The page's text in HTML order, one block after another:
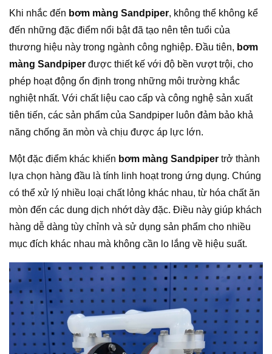
Khi nhắc đến bơm màng Sandpiper, không thể không kể
đến những đặc điểm nổi bật đã tạo nên tên tuổi của
thương hiệu này trong ngành công nghiệp. Đầu tiên, bơm
màng Sandpiper được thiết kế với độ bền vượt trội, cho
phép hoạt động ổn định trong những môi trường khắc
nghiệt nhất. Với chất liệu cao cấp và công nghệ sản xuất
tiên tiến, các sản phẩm của Sandpiper luôn đảm bảo khả
năng chống ăn mòn và chịu được áp lực lớn.
Một đặc điểm khác khiến bơm màng Sandpiper trở thành
lựa chọn hàng đầu là tính linh hoạt trong ứng dụng. Chúng
có thể xử lý nhiều loại chất lỏng khác nhau, từ hóa chất ăn
mòn đến các dung dịch nhớt dày đặc. Điều này giúp khách
hàng dễ dàng tùy chỉnh và sử dụng sản phẩm cho nhiều
mục đích khác nhau mà không cần lo lắng về hiệu suất.